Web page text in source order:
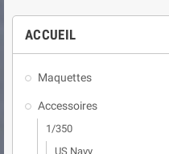
ACCUEIL
Maquettes
Accessoires
1/350
US Navy